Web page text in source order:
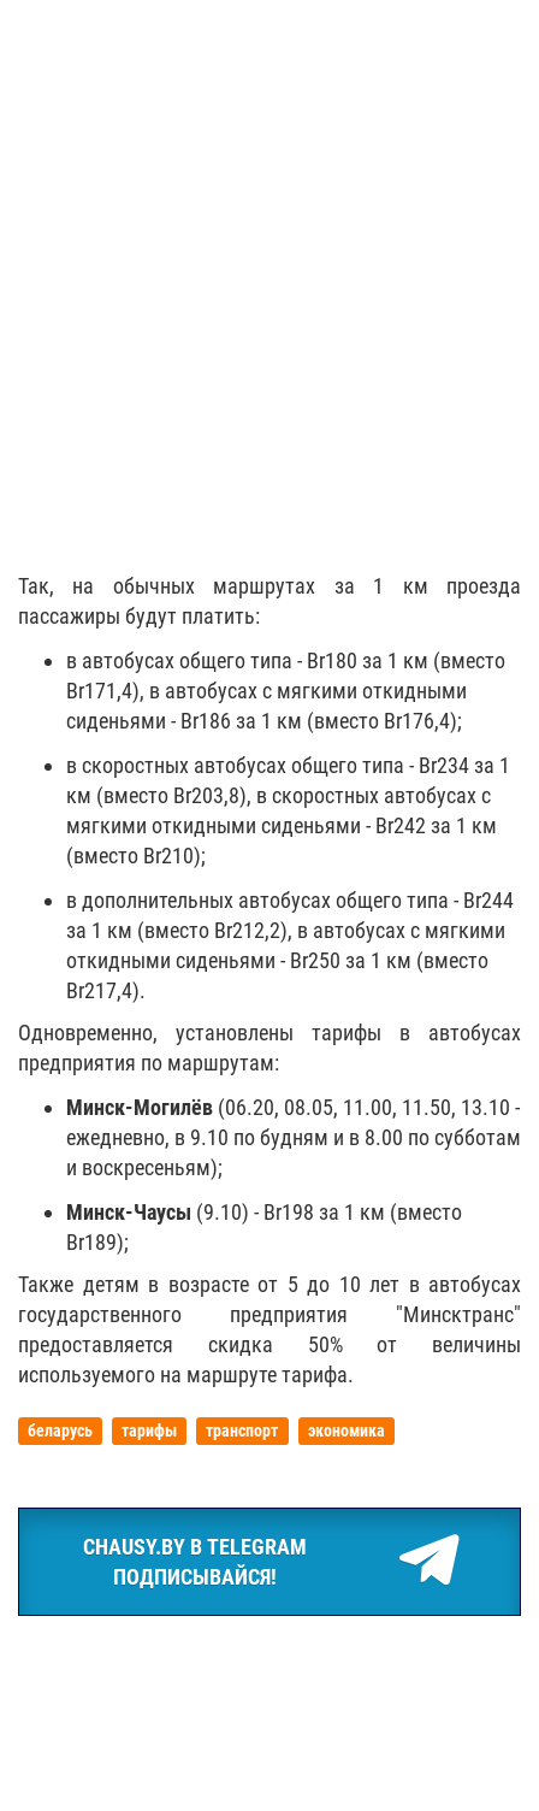
Так, на обычных маршрутах за 1 км проезда
пассажиры будут платить:
в автобусах общего типа - Br180 за 1 км (вместо
Br171,4), в автобусах с мягкими откидными
сиденьями - Br186 за 1 км (вместо Br176,4);
в скоростных автобусах общего типа - Br234 за 1
км (вместо Br203,8), в скоростных автобусах с
мягкими откидными сиденьями - Br242 за 1 км
(вместо Br210);
в дополнительных автобусах общего типа - Br244
за 1 км (вместо Br212,2), в автобусах с мягкими
откидными сиденьями - Br250 за 1 км (вместо
Br217,4).
Одновременно, установлены тарифы в автобусах
предприятия по маршрутам:
Минск-Могилёв (06.20, 08.05, 11.00, 11.50, 13.10 -
ежедневно, в 9.10 по будням и в 8.00 по субботам
и воскресеньям);
Минск-Чаусы (9.10) - Br198 за 1 км (вместо
Br189);
Также детям в возрасте от 5 до 10 лет в автобусах
государственного предприятия "Минсктранс"
предоставляется скидка 50% от величины
используемого на маршруте тарифа.
беларусь тарифы транспорт экономика
CHAUSY.BY В TELEGRAM
ПОДПИСЫВАЙСЯ!